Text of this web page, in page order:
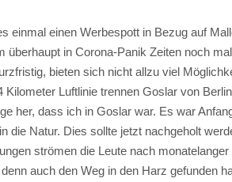
einmal einen Werbespott in Bezug auf
überhaupt in Corona-Panik Zeiten noch
bieten sich nicht allzu viel
Kilometer Luftlinie trennen Goslar von
her, dass ich in Goslar war. Es war
die Natur. Dies sollte jetzt nachgeholt
strömen die Leute nach
auch den Weg in den Harz gefunden